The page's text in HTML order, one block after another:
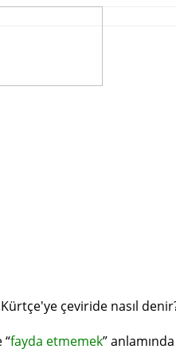
çeviride nasıl
“fayda etmemek” anlamında